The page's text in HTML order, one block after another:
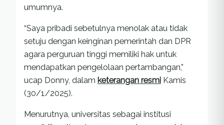
umumnya.
“Saya pribadi sebetulnya menolak atau tidak
setuju dengan keinginan pemerintah dan DPR
agara perguruan tinggi memiliki hak untuk
mendapatkan pengelolaan pertambangan,”
ucap Donny, dalam keterangan resmi Kamis
(30/1/2025).
Menurutnya, universitas sebagai institusi